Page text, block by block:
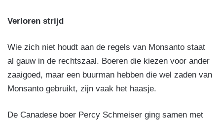
Verloren strijd
Wie zich niet houdt aan de regels van Monsanto staat
al gauw in de rechtszaal. Boeren die kiezen voor ander
zaaigoed, maar een buurman hebben die wel zaden van
Monsanto gebruikt, zijn vaak het haasje.
De Canadese boer Percy Schmeiser ging samen met